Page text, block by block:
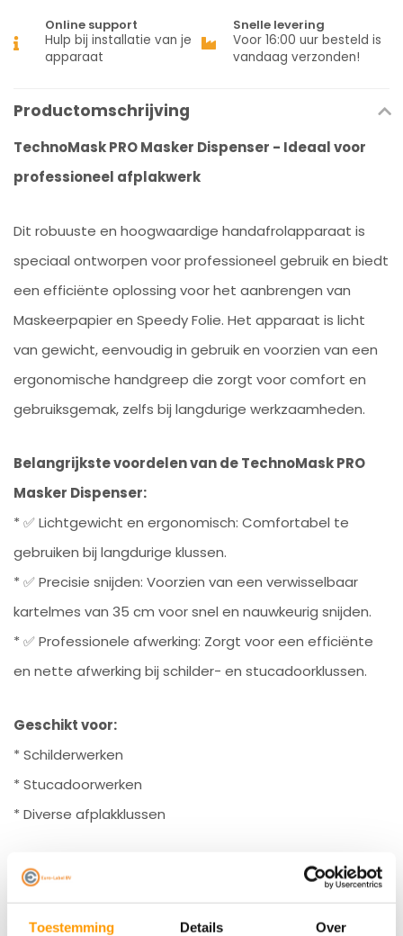
Toestemming Details Over
Online support
Hulp bij installatie van je
apparaat
Snelle levering
Voor 16:00 uur besteld is
vandaag verzonden!
Productomschrijving
TechnoMask PRO Masker Dispenser - Ideaal voor
professioneel afplakwerk
Dit robuuste en hoogwaardige handafrolapparaat is
speciaal ontworpen voor professioneel gebruik en biedt
een efficiënte oplossing voor het aanbrengen van
Maskeerpapier en Speedy Folie. Het apparaat is licht
van gewicht, eenvoudig in gebruik en voorzien van een
ergonomische handgreep die zorgt voor comfort en
gebruiksgemak, zelfs bij langdurige werkzaamheden.
Belangrijkste voordelen van de TechnoMask PRO
Masker Dispenser:
* ✅ Lichtgewicht en ergonomisch: Comfortabel te
gebruiken bij langdurige klussen.
* ✅ Precisie snijden: Voorzien van een verwisselbaar
kartelmes van 35 cm voor snel en nauwkeurig snijden.
* ✅ Professionele afwerking: Zorgt voor een efficiënte
en nette afwerking bij schilder- en stucadoorklussen.
Geschikt voor:
* Schilderwerken
* Stucadoorwerken
* Diverse afplakklussen
Met dit professionele handafrolapparaat werk je niet
professionele afwerking. Een onmisbaar hulpmiddel voor